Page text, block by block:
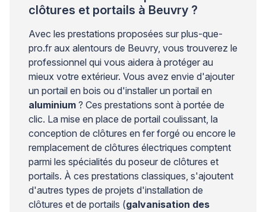
clôtures et portails à Beuvry ?
Avec les prestations proposées sur plus-que-
pro.fr aux alentours de Beuvry, vous trouverez le
professionnel qui vous aidera à protéger au
mieux votre extérieur. Vous avez envie d'ajouter
un portail en bois ou d'installer un portail en
aluminium ? Ces prestations sont à portée de
clic. La mise en place de portail coulissant, la
conception de clôtures en fer forgé ou encore le
remplacement de clôtures électriques comptent
parmi les spécialités du poseur de clôtures et
portails. À ces prestations classiques, s'ajoutent
d'autres types de projets d'installation de
clôtures et de portails (galvanisation des